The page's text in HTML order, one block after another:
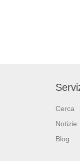
Cerca
Notizie
Blog